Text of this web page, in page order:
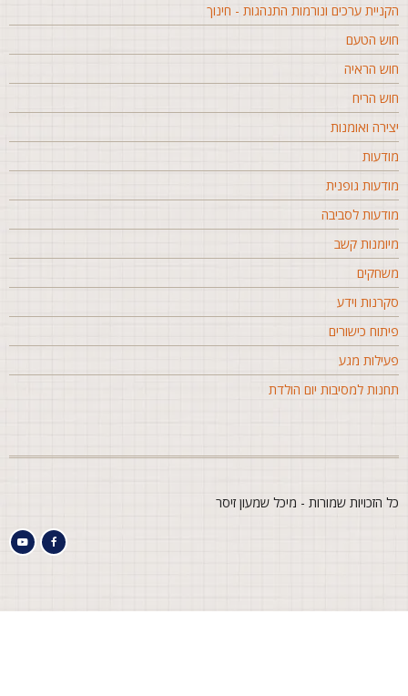
ערכים ונורמות התנהגות - חינוך
הטעם
הראיה
הריח
ואומנות
גופנית
לסביבה
קשב
וידע
כישורים
מגע
למסיבות יום הולדת
הזכויות שמורות - מיכל שמעון זיסר